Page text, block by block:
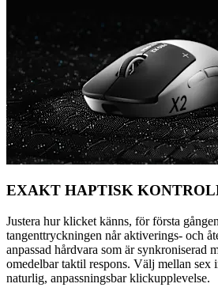
EXAKT HAPTISK
Justera hur klicket känns, för första
tangenttryckningen når aktiverings- och
anpassad hårdvara som är synkroniserad
omedelbar taktil respons. Välj mellan sex
naturlig, anpassningsbar klickupplevelse.